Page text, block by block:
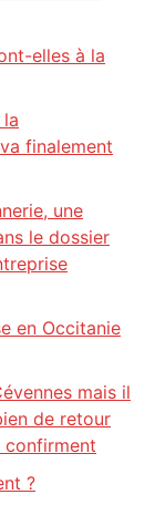
elles à la
finalement
une
le dossier
en Occitanie
mais il
de retour
confirment
?